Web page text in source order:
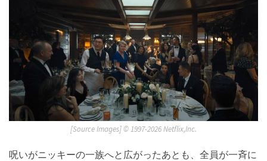
[Source Images] ©︎ 1997-2026 Netflix,Inc.
呪いがニッキーの一族へと広がったあとも、全員が一斉に